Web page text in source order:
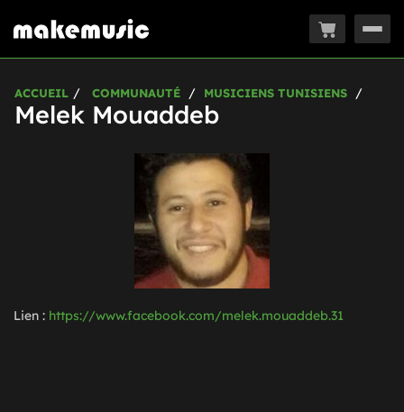
ACCUEIL COMMUNAUTÉ MUSICIENS TUNISIENS
Melek Mouaddeb
Lien : https://www.facebook.com/melek.mouaddeb.31